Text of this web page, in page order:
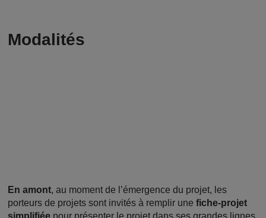
Modalités
En amont, au moment de l’émergence du projet, les
porteurs de projets sont invités à remplir une fiche-projet